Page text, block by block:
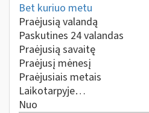
Bet kuriuo metu
Praėjusią valandą
Paskutines 24 valandas
Praėjusią savaitę
Praėjusį mėnesį
Praėjusiais metais
Laikotarpyje…
Nuo